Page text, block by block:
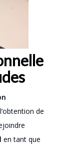
de
en tant que